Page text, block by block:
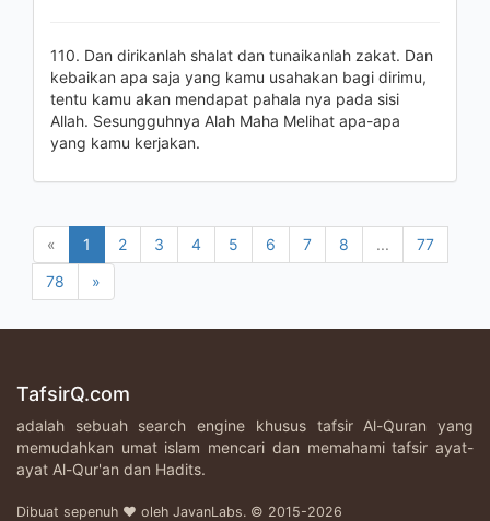
110. Dan dirikanlah shalat dan tunaikanlah zakat. Dan
kebaikan apa saja yang kamu usahakan bagi dirimu,
tentu kamu akan mendapat pahala nya pada sisi
Allah. Sesungguhnya Alah Maha Melihat apa-apa
yang kamu kerjakan.
« 1 2 3 4 5 6 7 8 ...
77
78
»
TafsirQ.com
adalah sebuah search engine khusus tafsir Al-Quran yang
memudahkan umat islam mencari dan memahami tafsir ayat-
ayat Al-Qur'an dan Hadits.
Dibuat sepenuh ♥ oleh JavanLabs. © 2015-2026